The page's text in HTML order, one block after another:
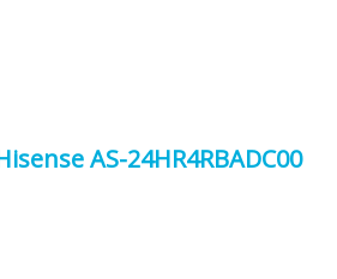
AS-24HR4RBADC00